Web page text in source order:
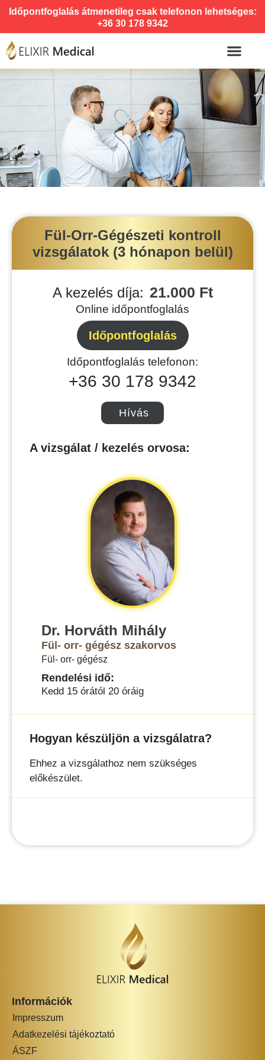
Időpontfoglalás átmenetileg csak telefonon lehetséges:
+36 30 178 9342
Fül-Orr-Gégészeti kontroll
vizsgálatok (3 hónapon belül)
A kezelés díja: 21.000 Ft
Online időpontfoglalás
Időpontfoglalás
Időpontfoglalás telefonon:
+36 30 178 9342
Hívás
A vizsgálat / kezelés orvosa:
Dr. Horváth Mihály
Fül- orr- gégész szakorvos
Fül- orr- gégész
Rendelési idő:
Kedd 15 órától 20 óráig
Hogyan készüljön a vizsgálatra?
Ehhez a vizsgálathoz nem szükséges
előkészület.
Információk
Impresszum
Adatkezelési tájékoztató
ÁSZF